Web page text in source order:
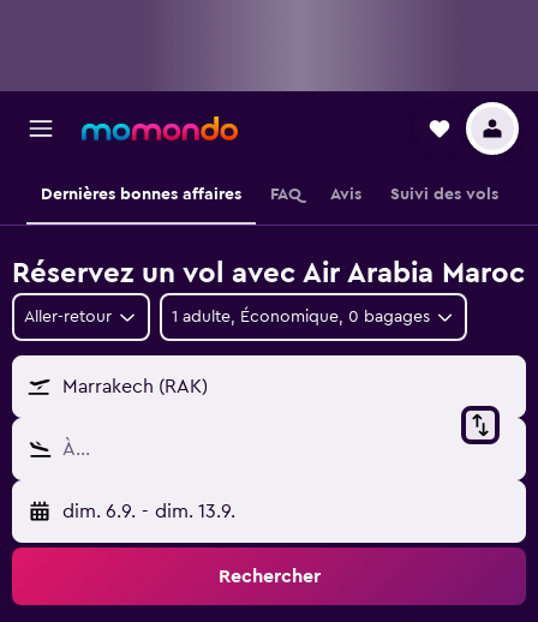
Dernières bonnes affaires FAQ Avis Suivi des vols
Réservez un vol avec Air Arabia Maroc
Aller-retour 1 adulte, Économique, 0 bagages
Marrakech (RAK)
À…
dim. 6.9. - dim. 13.9.
Rechercher